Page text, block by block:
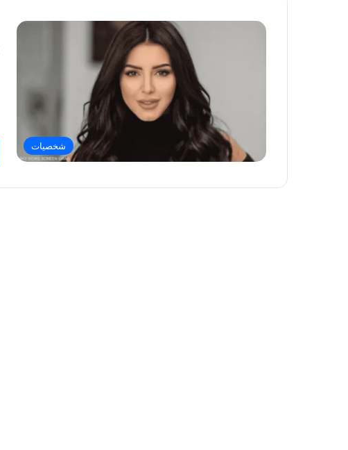
شخصيات